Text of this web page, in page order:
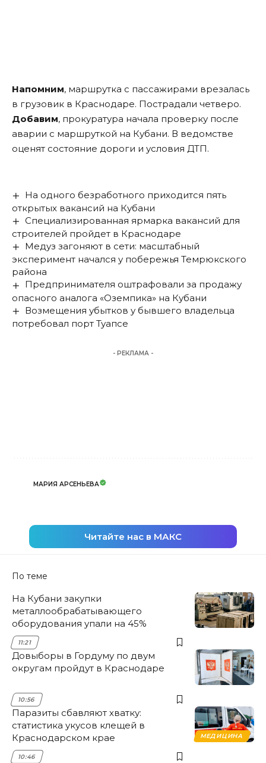
Напомним, маршрутка с пассажирами врезалась
в грузовик в Краснодаре. Пострадали четверо.
Добавим, прокуратура начала проверку после
аварии с маршруткой на Кубани. В ведомстве
оценят состояние дороги и условия ДТП.
На одного безработного приходится пять
открытых вакансий на Кубани
Специализированная ярмарка вакансий для
строителей пройдет в Краснодаре
Медуз загоняют в сети: масштабный
эксперимент начался у побережья Темрюкского
района
Предпринимателя оштрафовали за продажу
опасного аналога «Оземпика» на Кубани
Возмещения убытков у бывшего владельца
потребовал порт Туапсе
- РЕКЛАМА -
МАРИЯ АРСЕНЬЕВА
Читайте нас в МАКС
По теме
На Кубани закупки
металлообрабатывающего
оборудования упали на 45%
11:21
Довыборы в Гордуму по двум
округам пройдут в Краснодаре
10:56
МЕДИЦИНА
Паразиты сбавляют хватку:
статистика укусов клещей в
Краснодарском крае
10:46